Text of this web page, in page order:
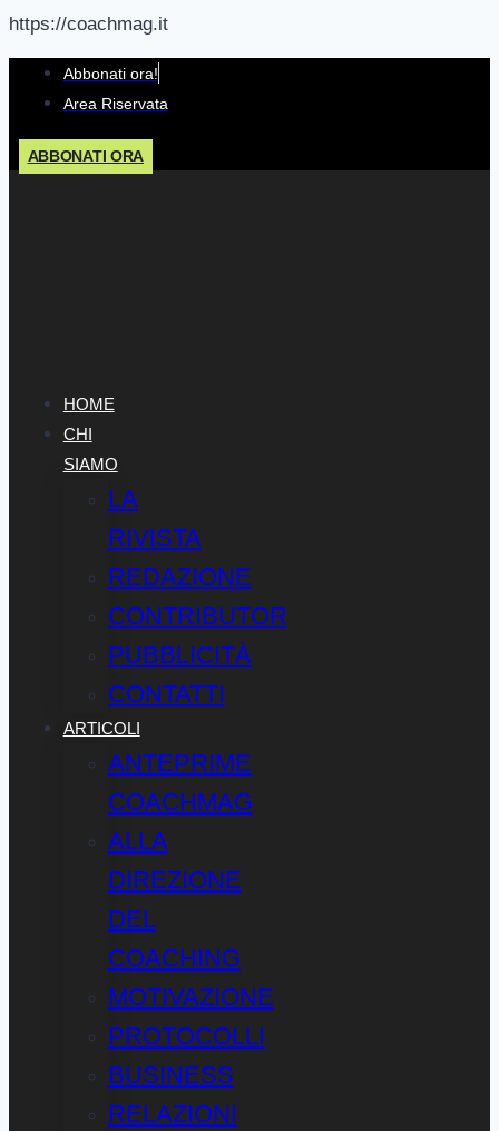
https://coachmag.it
Salta
contenuto
Abbonati ora!
Area Riservata
ABBONATI ORA
HOME
CHI
SIAMO
LA
RIVISTA
REDAZIONE
CONTRIBUTOR
PUBBLICITÀ
CONTATTI
ARTICOLI
ANTEPRIME
COACHMAG
ALLA
DIREZIONE
DEL
COACHING
MOTIVAZIONE
PROTOCOLLI
BUSINESS
RELAZIONI